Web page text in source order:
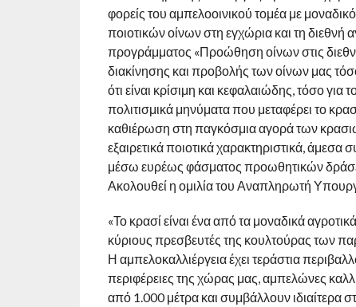
φορείς του αμπελοοινικού τομέα με
ποιοτικών οίνων στη εγχώρια και τη
προγράμματος «Προώθηση οίνων στις
διακίνησης και προβολής των οίνων μας
ότι είναι κρίσιμη και κεφαλαιώδης, τόσο για
πολιτισμικά μηνύματα που μεταφέρει το
καθιέρωση στη παγκόσμια αγορά των
εξαιρετικά ποιοτικά χαρακτηριστικά,
μέσω ευρέως φάσματος προωθητικών
Ακολουθεί η ομιλία του Αναπληρωτή
«Το κρασί είναι ένα από τα μοναδικά
κύριους πρεσβευτές της κουλτούρας των
Η αμπελοκαλλιέργεια έχει τεράστια
περιφέρειες της χώρας μας, αμπελώνες
από 1.000 μέτρα και συμβάλλουν ιδιαίτερα